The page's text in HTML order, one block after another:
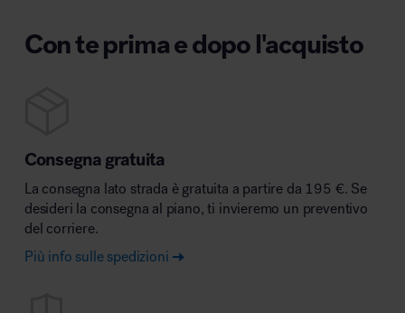
Con te prima e dopo l'acquisto
Consegna gratuita
La consegna lato strada è gratuita a partire da 195 €. Se
desideri la consegna al piano, ti invieremo un preventivo
del corriere.
Più info sulle spedizioni